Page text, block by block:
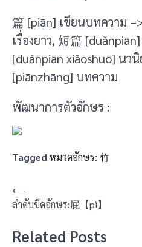
篇 [piān] เขียนบทความ
เรื่องยาว, 短篇
[duǎnpiān xiǎoshuō] นว
[piānzhāng] บทความ
พัฒนาการตัวอักษร :
Tagged หมวดอักษร: 竹
แนะแนว
เรื่อง
⟵
ลำดับขีดอักษร:屁【pì】
Related Posts